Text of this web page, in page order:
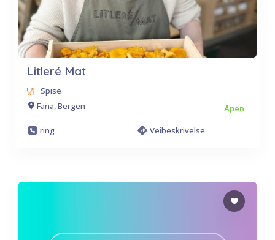
Litleré Mat
Spise
Fana, Bergen
Åpen
ring
Veibeskrivelse